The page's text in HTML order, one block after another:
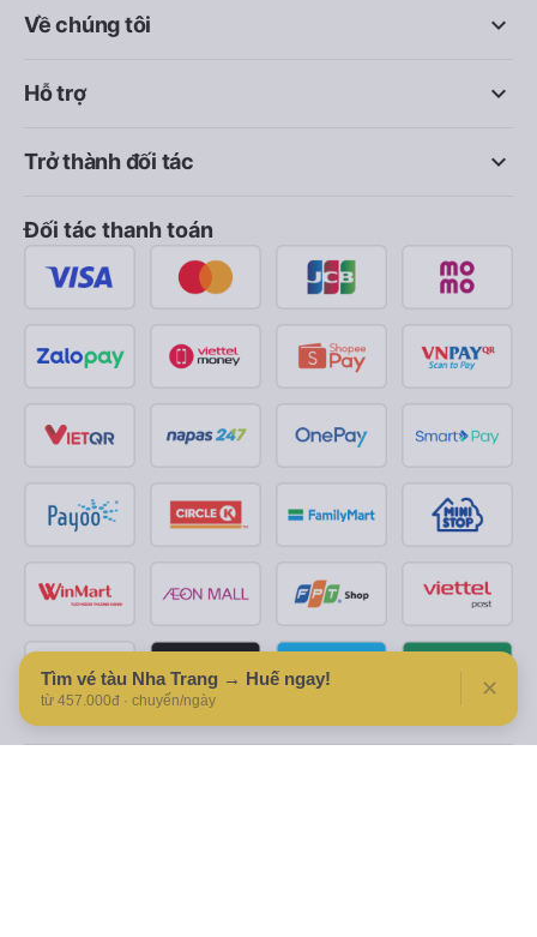
Tìm vé tàu Nha Trang → Huế ngay!
từ 457.000đ · chuyến/ngày ✕
keyboard_arrow_down
Về chúng tôi
keyboard_arrow_down
Hỗ trợ
keyboard_arrow_down
Trở thành đối tác
Đối tác thanh toán